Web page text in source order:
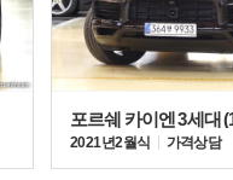
2021년 2월식
가격상담